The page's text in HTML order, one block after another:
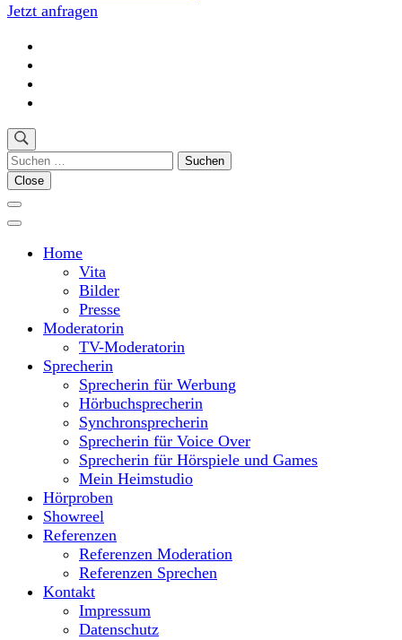
Nina-Carissima Schönrock
Jetzt anfragen
Suchen
nach:
Close
Home
Vita
Bilder
Presse
Moderatorin
TV-Moderatorin
Sprecherin
Sprecherin für Werbung
Hörbuchsprecherin
Synchronsprecherin
Sprecherin für Voice Over
Sprecherin für Hörspiele und Games
Mein Heimstudio
Hörproben
Showreel
Referenzen
Referenzen Moderation
Referenzen Sprechen
Kontakt
Impressum
Datenschutz